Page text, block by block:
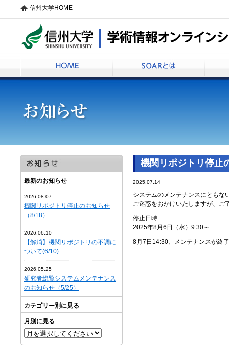
信州大学HOME
信州大学学術情報オンラインシステムSOAR
HOME SOARとは
最新のお知らせ
2026.08.07
機関リポジトリ停止のお知らせ
（8/18）
2026.06.10
【解消】機関リポジトリの不調に
ついて(6/10)
2026.05.25
研究者総覧システムメンテナンス
のお知らせ（5/25）
カテゴリー別に見る
月別に見る
機関リポジトリ停止
2025.07.14
システムのメンテナンスにともな
ご迷惑をおかけいたしますが、ご
停止日時
2025年8月6日（水）9:30～
8月7日14:30、メンテナンスが終